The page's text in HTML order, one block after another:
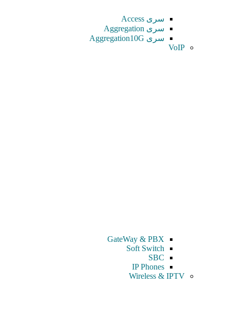
سری Access
سری Aggregation
سری Aggregation10G
VoIP
GateWay & PBX
Soft Switch
SBC
IP Phones
Wireless & IPTV